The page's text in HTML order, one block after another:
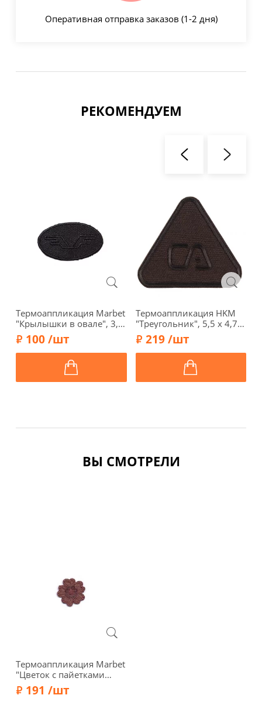
Оперативная отправка заказов (1-2 дня)
РЕКОМЕНДУЕМ
Термоаппликация Marbet
"Крылышки в овале", 3,2
х 1,8 см, цвет черный,
568204.A
100 /шт
Термоаппликация HKM
"Треугольник", 5,5 х 4,7
см, цвет т.коричневый,
38629-3
219 /шт
ВЫ СМОТРЕЛИ
Термоаппликация Marbet
"Цветок с пайетками
коричневый", d 3 см,
569471.J
191 /шт